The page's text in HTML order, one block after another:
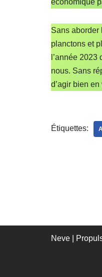
économique
Sans aborder
planctons et
l’année
nous. Sans
d’agir bien
Étiquettes:
Neve |